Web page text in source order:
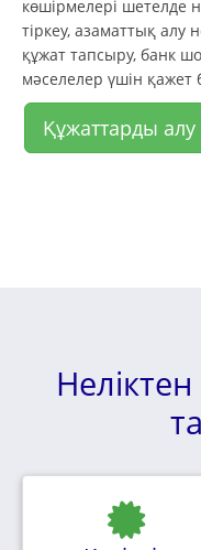
көшірмелері шетелде
тіркеу, азаматтық алу
құжат тапсыру, банк
мәселелер үшін қажет
Құжаттарды
Неліктен